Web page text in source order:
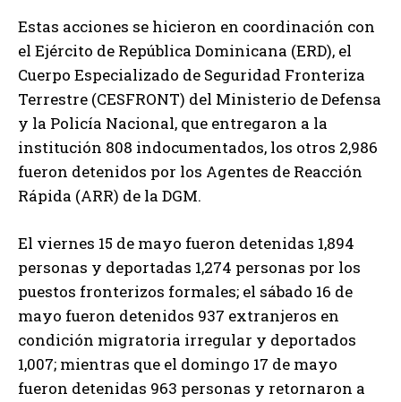
Estas acciones se hicieron en coordinación con
el Ejército de República Dominicana (ERD), el
Cuerpo Especializado de Seguridad Fronteriza
Terrestre (CESFRONT) del Ministerio de Defensa
y la Policía Nacional, que entregaron a la
institución 808 indocumentados, los otros 2,986
fueron detenidos por los Agentes de Reacción
Rápida (ARR) de la DGM.
El viernes 15 de mayo fueron detenidas 1,894
personas y deportadas 1,274 personas por los
puestos fronterizos formales; el sábado 16 de
mayo fueron detenidos 937 extranjeros en
condición migratoria irregular y deportados
1,007; mientras que el domingo 17 de mayo
fueron detenidas 963 personas y retornaron a